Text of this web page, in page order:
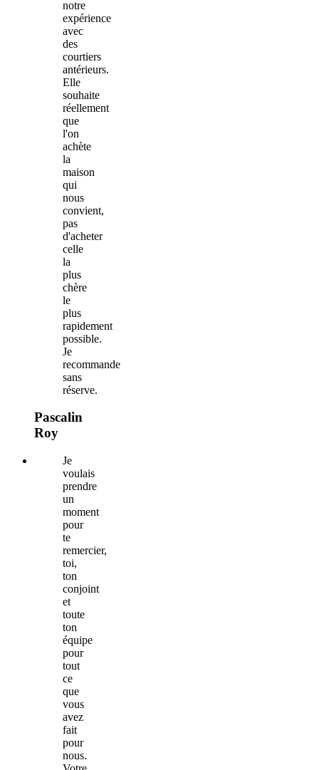
notre
expérience
avec
des
courtiers
antérieurs.
Elle
souhaite
réellement
que
l'on
achète
la
maison
qui
nous
convient,
pas
d'acheter
celle
la
plus
chère
le
plus
rapidement
possible.
Je
recommande
sans
réserve.
Pascalin
Roy
Je
voulais
prendre
un
moment
pour
te
remercier,
toi,
ton
conjoint
et
toute
ton
équipe
pour
tout
ce
que
vous
avez
fait
pour
nous.